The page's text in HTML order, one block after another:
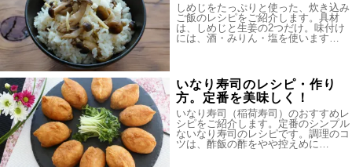
しめじをたっぷりと使った、炊き込み
ご飯のレシピをご紹介します。具材
は、しめじと生姜の2つだけ。味付け
には、酒・みりん・塩を使います…
いなり寿司のレシピ・作り
方。定番を美味しく！
いなり寿司（稲荷寿司）のおすすめレ
シピをご紹介します。定番のシンプル
ないなり寿司のレシピです。調理のコ
ツは、酢飯の酢をやや控えめに…